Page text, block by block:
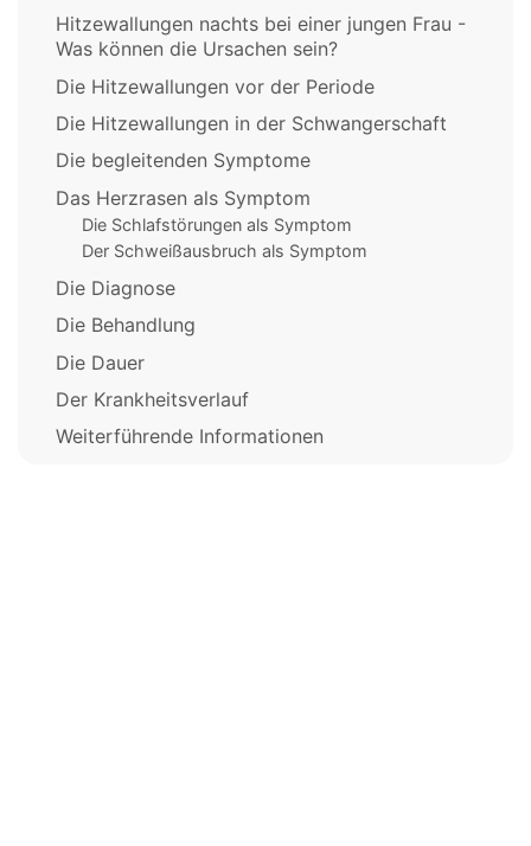
Hitzewallungen nachts bei einer jungen Frau -
Was können die Ursachen sein?
Die Hitzewallungen vor der Periode
Die Hitzewallungen in der Schwangerschaft
Die begleitenden Symptome
Das Herzrasen als Symptom
Die Schlafstörungen als Symptom
Der Schweißausbruch als Symptom
Die Diagnose
Die Behandlung
Die Dauer
Der Krankheitsverlauf
Weiterführende Informationen